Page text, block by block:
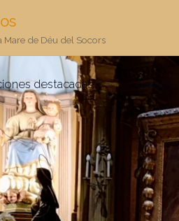
Mare de Déu del Socors
destacadas Grupos